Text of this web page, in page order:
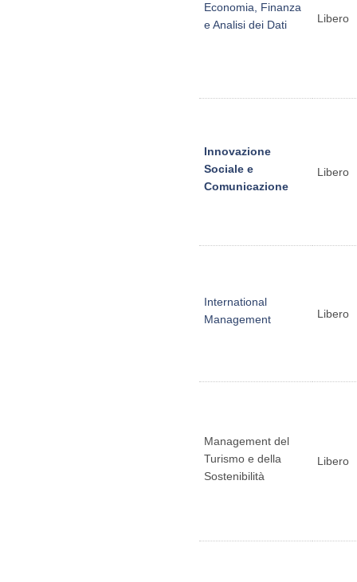
Economia, Finanza
e Analisi dei Dati
Libero
Innovazione
Sociale e
Comunicazione
Libero
International
Management
Libero
Management del
Turismo e della
Sostenibilità
Libero